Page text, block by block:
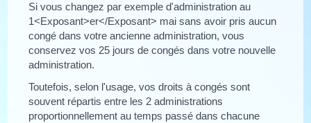
Si vous changez par exemple d'administration au
1<Exposant>er</Exposant> mai sans avoir pris aucun
congé dans votre ancienne administration, vous
conservez vos 25 jours de congés dans votre nouvelle
administration.
Toutefois, selon l'usage, vos droits à congés sont
souvent répartis entre les 2 administrations
proportionnellement au temps passé dans chacune